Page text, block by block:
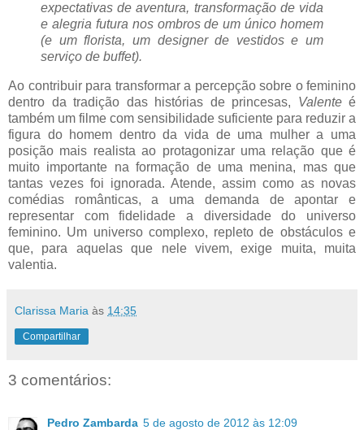
expectativas de aventura, transformação de vida
e alegria futura nos ombros de um único homem
(e um florista, um designer de vestidos e um
serviço de buffet).
Ao contribuir para transformar a percepção sobre o feminino
dentro da tradição das histórias de princesas, Valenteé
também um filme com sensibilidade suficiente para reduzir a
figura do homem dentro da vida de uma mulher a uma
posição mais realista ao protagonizar uma relação que é
muito importante na formação de uma menina, mas que
tantas vezes foi ignorada. Atende, assim como as novas
comédias românticas, a uma demanda de apontar e
representar com fidelidade a diversidade do universo
feminino. Um universo complexo, repleto de obstáculos e
que, para aquelas que nele vivem, exige muita, muita
valentia.
Clarissa Maria às 14:35
Compartilhar
3 comentários:
Pedro Zambarda 5 de agosto de 2012 às 12:09